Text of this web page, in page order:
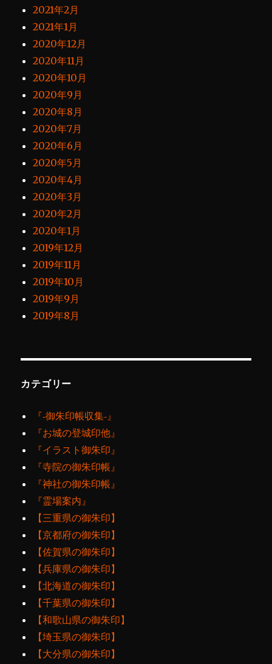
2021年2月
2021年1月
2020年12月
2020年11月
2020年10月
2020年9月
2020年8月
2020年7月
2020年6月
2020年5月
2020年4月
2020年3月
2020年2月
2020年1月
2019年12月
2019年11月
2019年10月
2019年9月
2019年8月
カテゴリー
『‐御朱印帳収集‐』
『お城の登城印他』
『イラスト御朱印』
『寺院の御朱印帳』
『神社の御朱印帳』
『霊場案内』
【三重県の御朱印】
【京都府の御朱印】
【佐賀県の御朱印】
【兵庫県の御朱印】
【北海道の御朱印】
【千葉県の御朱印】
【和歌山県の御朱印】
【埼玉県の御朱印】
【大分県の御朱印】